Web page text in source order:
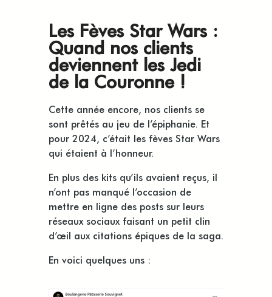
Les Fèves Star Wars :
Quand nos clients
deviennent les Jedi
de la Couronne !
Cette année encore, nos clients se
sont prêtés au jeu de l’épiphanie. Et
pour 2024, c’était les fèves Star Wars
qui étaient à l’honneur.
En plus des kits qu’ils avaient reçus, il
n’ont pas manqué l’occasion de
mettre en ligne des posts sur leurs
réseaux sociaux faisant un petit clin
d’œil aux citations épiques de la saga.
En voici quelques uns :